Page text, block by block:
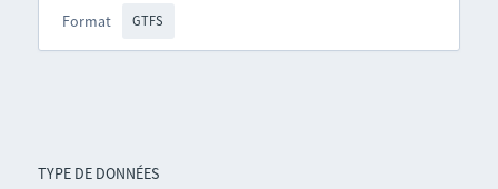
TYPE DE DONNÉES
Format GTFS